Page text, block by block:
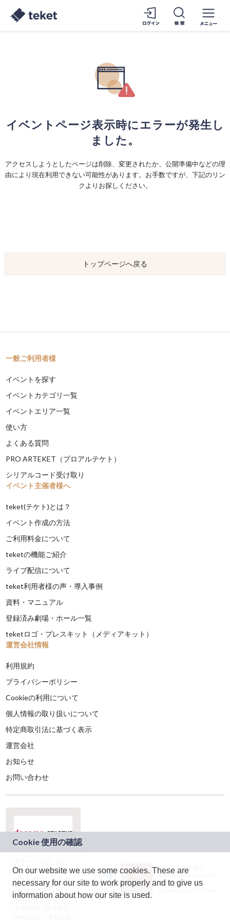
イベントページ表示時にエラーが発生し
ました。
アクセスしようとしたページは削除、変更されたか、公開準備中などの理
由により現在利用できない可能性があります。お手数ですが、下記のリン
クよりお探しください。
トップページへ戻る
一般ご利用者様
イベントを探す
イベントカテゴリ一覧
イベントエリア一覧
使い方
よくある質問
PRO ARTEKET（プロアルテケト）
シリアルコード受け取り
イベント主催者様へ
teket(テケト)とは？
イベント作成の方法
ご利用料金について
teketの機能ご紹介
ライブ配信について
teket利用者様の声・導入事例
資料・マニュアル
登録済み劇場・ホール一覧
teketロゴ・プレスキット（メディアキット）
運営会社情報
利用規約
プライバシーポリシー
Cookieの利用について
個人情報の取り扱いについて
特定商取引法に基づく表示
運営会社
お知らせ
お問い合わせ
ドコモグループの新
規事業創出プログラ
ム「docomo
STARTUP」を通じて
JASRAC許諾番号：
9024936001Y45037
JASRAC許諾番号：
On our website we use some cookies. These are
necessary for our site to work properly and to give us
information about how our site is used.